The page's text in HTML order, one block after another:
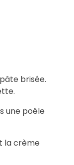
brisée.
une poêle
la crème